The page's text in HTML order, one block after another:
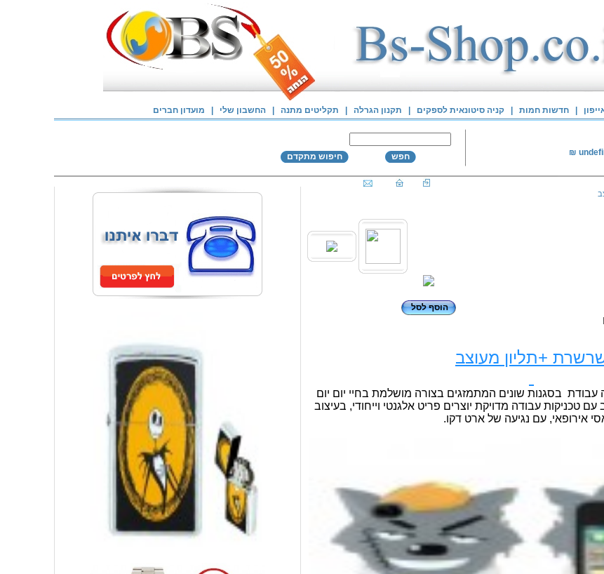
חדשות חמות קניה סיטונאית לספקים תקנון הגרלה תקליטים מתנה החשבון שלי מועדון חברים
₪ חפש חיפוש מתקדם
הוסף לסל
+תליון מעוצב
עבודת בסגנות שונים המתמזגים בצורה מושלמת בחיי יום יום
טכניקות עבודה מדויקת יוצרים פריט אלגנטי וייחודי, בעיצוב
אירופאי, עם נגיעה של ארט דקו.